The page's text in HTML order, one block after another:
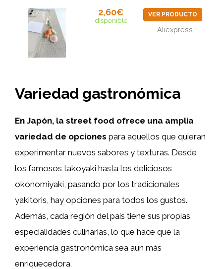
2,60€
disponible
VER PRODUCTO
Aliexpress
Variedad gastronómica
En Japón, la street food ofrece una amplia
variedad de opciones para aquellos que quieran
experimentar nuevos sabores y texturas. Desde
los famosos takoyaki hasta los deliciosos
okonomiyaki, pasando por los tradicionales
yakitoris, hay opciones para todos los gustos.
Además, cada región del país tiene sus propias
especialidades culinarias, lo que hace que la
experiencia gastronómica sea aún más
enriquecedora.